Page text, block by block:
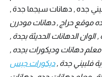
جده , دهانات سيجما جدة ,
موقع حراج , دهانات مودرن
الدهانات الحديثة بجدة ,
دهانات وديكورات بجده ,
فلبيني جدة ,ديكورات جبس